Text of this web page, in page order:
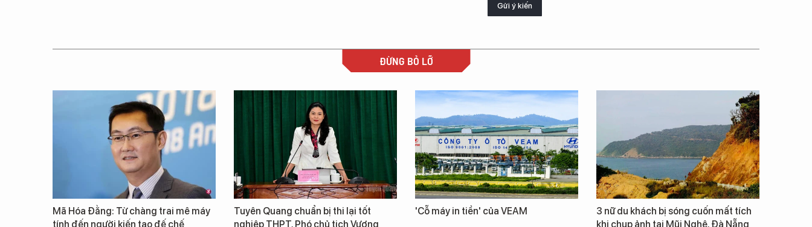
Gửi ý kiến
ĐỪNG BỎ LỠ
Mã Hóa Đằng: Từ chàng trai mê máy
tính đến người kiến tạo đế chế
Tuyên Quang chuẩn bị thi lại tốt
nghiệp THPT, Phó chủ tịch Vương
'Cỗ máy in tiền' của VEAM
3 nữ du khách bị sóng cuốn mất tích
khi chụp ảnh tại Mũi Nghê, Đà Nẵng